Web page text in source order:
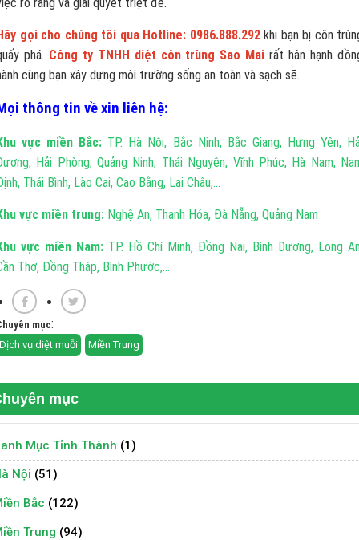
mục
Mục Tỉnh Thành (1)
Nội (51)
Bắc (122)
Trung (94)
gọi cho chúng tôi qua Hotline: 0986.888.292khi bạn bị côn
phá. Công ty TNHH diệt côn trùng Sao Mai rất hân hạnh
cùng bạn xây dựng môi trường sống an toàn và sạch sẽ.
thông tin về xin liên hệ:
vực miền Bắc: TP. Hà Nội, Bắc Ninh, Bắc Giang, Hưng Yên,
Hải Phòng, Quảng Ninh, Thái Nguyên, Vĩnh Phúc, Hà Nam,
Thái Bình, Lào Cai, Cao Bằng, Lai Châu,...
vực miền trung: Nghệ An, Thanh Hóa, Đà Nẵng, Quảng Nam
vực miền Nam: TP. Hồ Chí Minh, Đồng Nai, Bình Dương, Long
Thơ, Đồng Tháp, Bình Phước,...
mục:
Dịch vụ diệt muỗi Miền Trung